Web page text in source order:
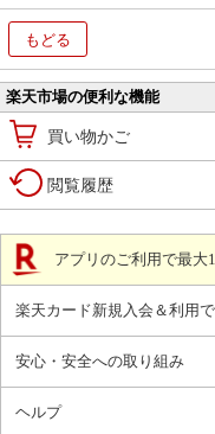
もどる
楽天市場の便利な機能
買い物かご
閲覧履歴
アプリのご利用で最大
楽天カード新規入会＆利用
安心・安全への取り組み
ヘルプ